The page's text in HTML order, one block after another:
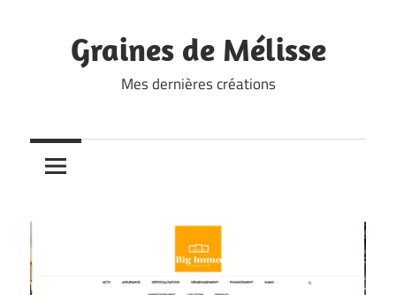
contentGraines de Mélisse
Mes dernières créations